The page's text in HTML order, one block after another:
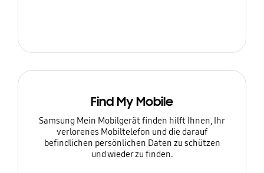
Find My Mobile
Samsung Mein Mobilgerät finden hilft Ihnen, Ihr
verlorenes Mobiltelefon und die darauf
befindlichen persönlichen Daten zu schützen
und wieder zu finden.